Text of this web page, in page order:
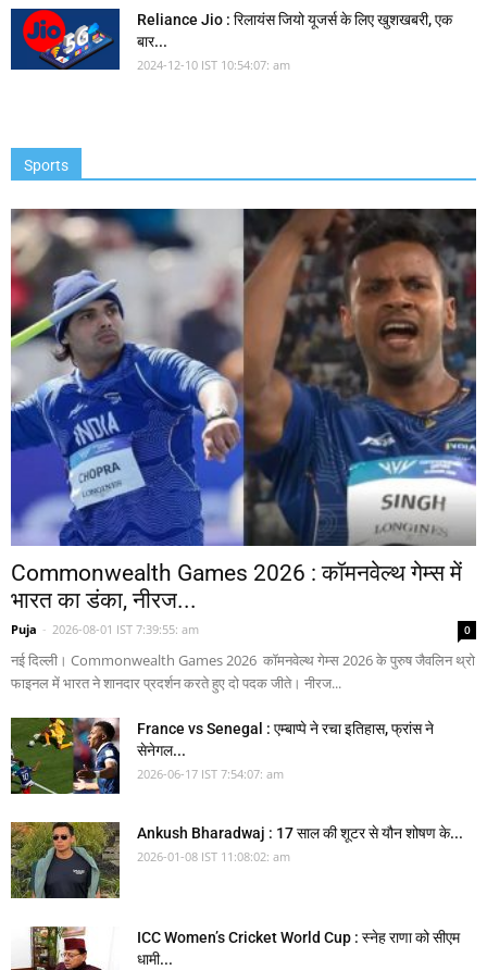
Reliance Jio : रिलायंस जियो यूजर्स के लिए खुशखबरी, एक
बार...
2024-12-10 IST 10:54:07: am
Sports
Commonwealth Games 2026 : कॉमनवेल्थ गेम्स में
भारत का डंका, नीरज...
Puja - 2026-08-01 IST 7:39:55: am 0
नई दिल्ली। Commonwealth Games 2026 कॉमनवेल्थ गेम्स 2026 के पुरुष जैवलिन थ्रो
फाइनल में भारत ने शानदार प्रदर्शन करते हुए दो पदक जीते। नीरज...
France vs Senegal : एम्बाप्पे ने रचा इतिहास, फ्रांस ने
सेनेगल...
2026-06-17 IST 7:54:07: am
Ankush Bharadwaj : 17 साल की शूटर से यौन शोषण के...
2026-01-08 IST 11:08:02: am
ICC Women’s Cricket World Cup : स्नेह राणा को सीएम
धामी...